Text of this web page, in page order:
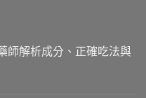
師解析成分、正確吃法與